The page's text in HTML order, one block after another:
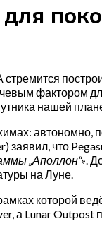
фактором
нашей
автономно,
заявил, что
„Аполлон“».
на Луне.
которой
а Lunar Outpost